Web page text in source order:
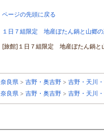
ページの先頭に戻る
１日７組限定 地産ぼたん鍋と山
[旅館]１日７組限定 地産ぼたん鍋
奈良県 > 吉野・奥吉野 > 吉野・天川・
奈良県 > 吉野・奥吉野 > 吉野・天川・